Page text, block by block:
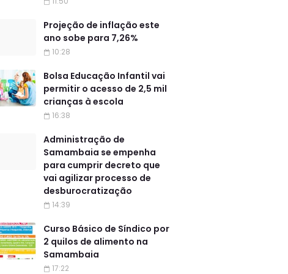
Projeção de inflação este
ano sobe para 7,26%
10:28
Bolsa Educação Infantil vai
permitir o acesso de 2,5 mil
crianças à escola
16:38
Administração de
Samambaia se empenha
para cumprir decreto que
vai agilizar processo de
desburocratização
14:39
Curso Básico de Síndico por
2 quilos de alimento na
Samambaia
17:22